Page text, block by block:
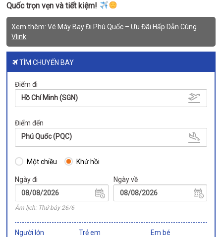
Quốc trọn vẹn và tiết kiệm!
Xem thêm:Vé Máy Bay Đi Phú Quốc – Ưu Đãi Hấp Dẫn Cùng
Vlink
TÌM CHUYẾN BAY
Điểm đi
Hồ Chí Minh (SGN)
Điểm đến
Phú Quốc (PQC)
Một chiều Khứ hồi
Ngày đi
Âm lịch: Thứ bảy 26/6
Ngày về
Người lớn Trẻ em Em bé